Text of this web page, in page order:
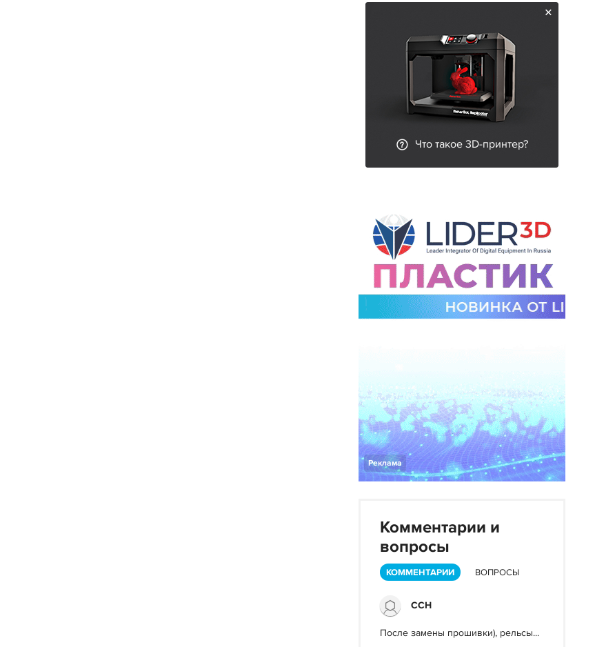
Что такое 3D-принтер?
Реклама
Комментарии и
вопросы
КОММЕНТАРИИ ВОПРОСЫ
ССН
После замены прошивки), рельсы...